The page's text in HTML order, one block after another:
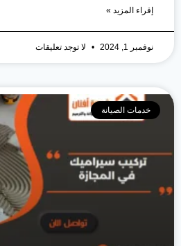
إقراء المزيد »
نوفمبر 1, 2024 لا توجد تعليقات
خدمات الصيانة